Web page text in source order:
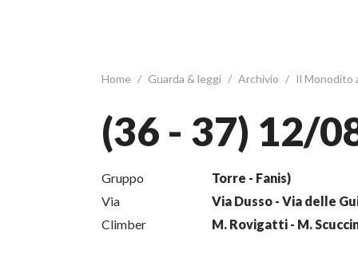
Home / Guarda & leggi / Archivio / Il Monodito
(36 - 37) 12/
Gruppo
Torre - Fanis)
Via
Via Dusso - Via delle
Climber
M. Rovigatti - M.